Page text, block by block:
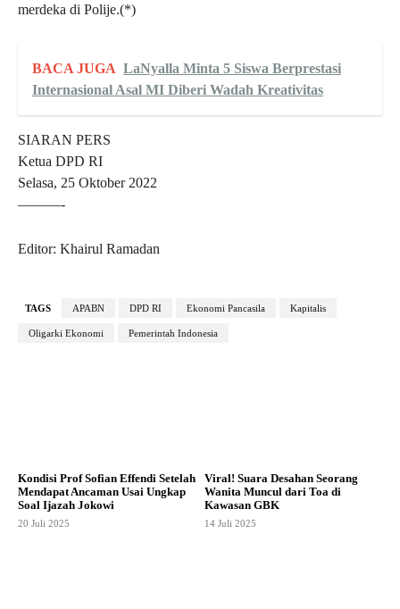
merdeka di Polije.(*)
BACA JUGA LaNyalla Minta 5 Siswa Berprestasi
Internasional Asal MI Diberi Wadah Kreativitas
SIARAN PERS
Ketua DPD RI
Selasa, 25 Oktober 2022
———-
Editor: Khairul Ramadan
TAGS APABN DPD RI Ekonomi Pancasila Kapitalis
Oligarki Ekonomi Pemerintah Indonesia
Kondisi Prof Sofian Effendi Setelah
Mendapat Ancaman Usai Ungkap
Soal Ijazah Jokowi
20 Juli 2025
Viral! Suara Desahan Seorang
Wanita Muncul dari Toa di
Kawasan GBK
14 Juli 2025